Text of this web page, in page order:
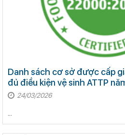
Danh sách cơ sở được cấp
đủ điều kiện vệ sinh ATTP
24/03/2026
...